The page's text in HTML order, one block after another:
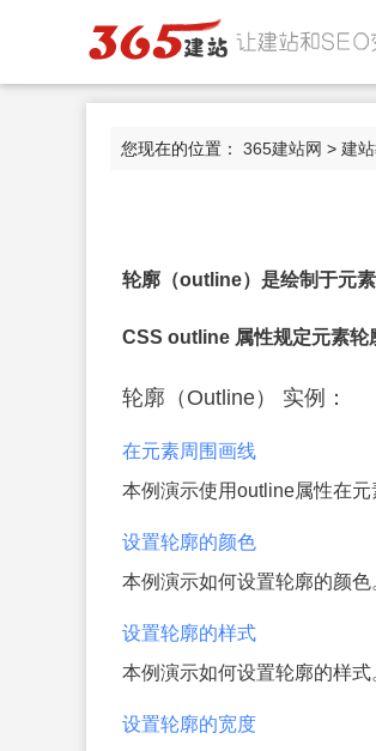
您现在的位置： 365建站网 > 建
轮廓（outline）是绘制于元
CSS outline 属性规定元素轮
轮廓（Outline） 实例：
在元素周围画线
本例演示使用outline属性在元
设置轮廓的颜色
本例演示如何设置轮廓的颜色
设置轮廓的样式
本例演示如何设置轮廓的样式
设置轮廓的宽度